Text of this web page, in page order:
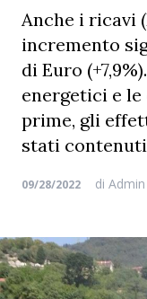
Anche i ricavi
incremento
di Euro
energetici e
prime, gli
stati contenuti
09/28/2022 di Admin